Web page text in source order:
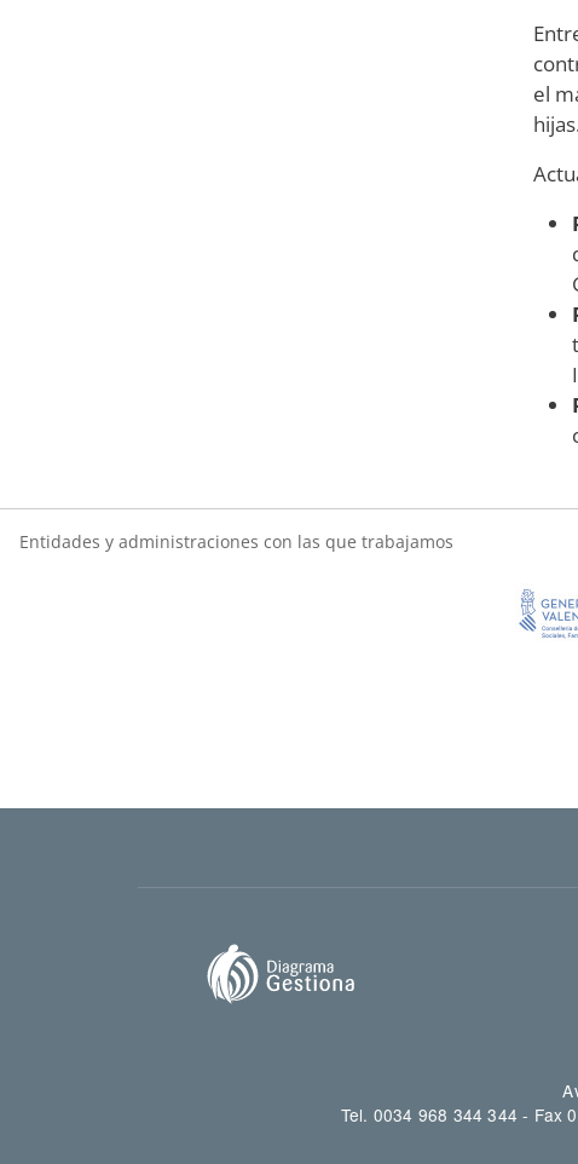
el
Entidades y administraciones con las que trabajamos
Tel. 0034 968 344 344 - Fax